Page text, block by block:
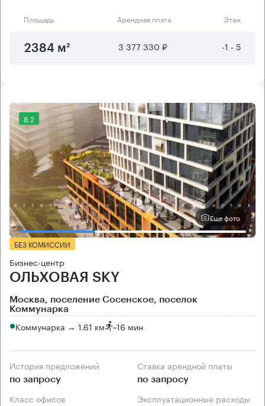
Площадь Арендная плата Этаж
2384 м² 3 377 330 ₽ -1 - 5
8.2
Еще фото
БЕЗ КОМИССИИ
Бизнес-центр
ОЛЬХОВАЯ SKY
Москва, поселение Сосенское, поселок
Коммунарка
Коммунарка → 1.61 км ~16 мин
История предложений
по запросу
Ставка арендной платы
по запросу
Класс офисов Эксплуатационные расходы